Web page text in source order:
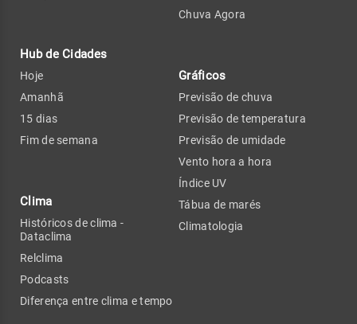
Hub de Cidades
Hoje
Amanhã
15 dias
Fim de semana
Clima
Históricos de clima -
Dataclima
Relclima
Podcasts
Diferença entre clima e tempo
Chuva Agora
Gráficos
Previsão de chuva
Previsão de temperatura
Previsão de umidade
Vento hora a hora
Índice UV
Tábua de marés
Climatologia